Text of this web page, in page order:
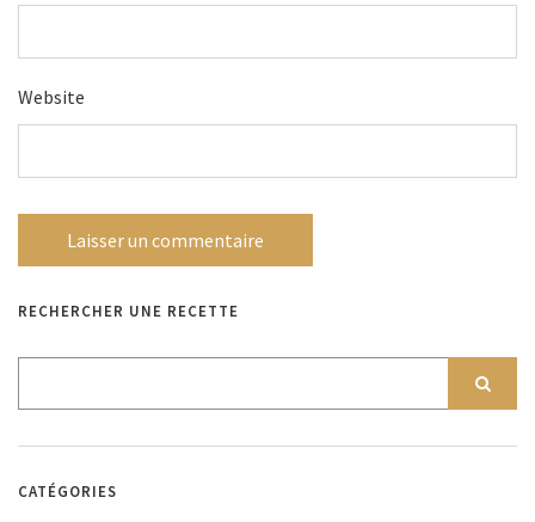
Website
RECHERCHER UNE RECETTE
CATÉGORIES